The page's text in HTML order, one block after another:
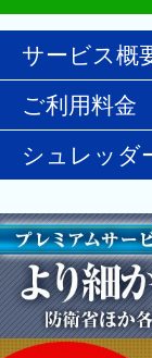
サービス概
ご利用料金
シュレッダ